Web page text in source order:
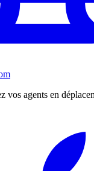
vos agents en